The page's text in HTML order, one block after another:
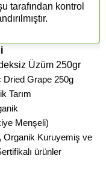
tarafından kontrol
Üzüm 250gr
Dried Grape 250g
Tarım
Menşeli)
Organik Kuruyemiş ve
ürünler